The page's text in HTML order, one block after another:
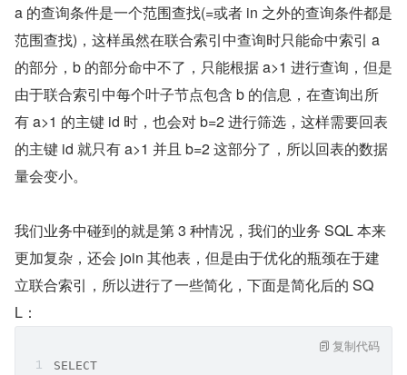
a 的查询条件是一个范围查找(=或者 in 之外的查询条件都是
范围查找)，这样虽然在联合索引中查询时只能命中索引 a
的部分，b 的部分命中不了，只能根据 a>1 进行查询，但是
由于联合索引中每个叶子节点包含 b 的信息，在查询出所
有 a>1 的主键 id 时，也会对 b=2 进行筛选，这样需要回表
的主键 id 就只有 a>1 并且 b=2 这部分了，所以回表的数据
量会变小。
我们业务中碰到的就是第 3 种情况，我们的业务 SQL 本来
更加复杂，还会 join 其他表，但是由于优化的瓶颈在于建
立联合索引，所以进行了一些简化，下面是简化后的 SQ
L：
SELECT
复制代码